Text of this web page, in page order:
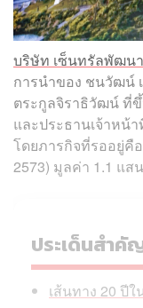
บริษัท เซ็นทรัลพัฒน
การนำของ ชนวัฒน์
ตระกูลจิราธิวัฒน์ ที่
และประธานเจ้าหน้
โดยภารกิจที่รออยู่คื
2573) มูลค่า 1.1 แส
ประเด็นสำคั
เส้นทาง 20 ปี